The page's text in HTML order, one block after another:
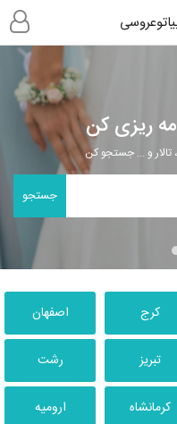
ریزی کن
تالار و ... جستجو کن
جستجو
کرج اصفهان
تبریز رشت
کرمانشاه ارومیه